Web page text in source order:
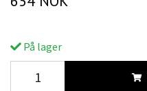
På lager